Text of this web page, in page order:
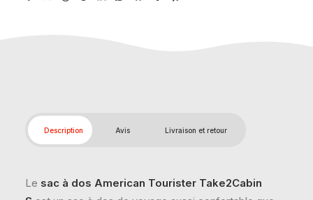
Description Avis Livraison et retour
Le sac à dos American Tourister Take2Cabin